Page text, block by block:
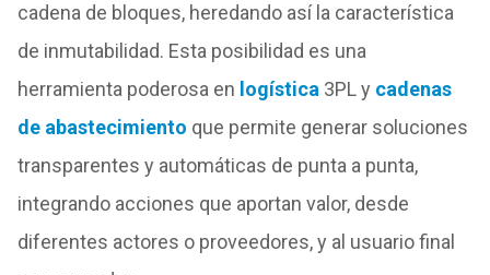
cadena de bloques, heredando así la característica
de inmutabilidad. Esta posibilidad es una
herramienta poderosa en logística 3PL y cadenas
de abastecimiento que permite generar soluciones
transparentes y automáticas de punta a punta,
integrando acciones que aportan valor, desde
diferentes actores o proveedores, y al usuario final